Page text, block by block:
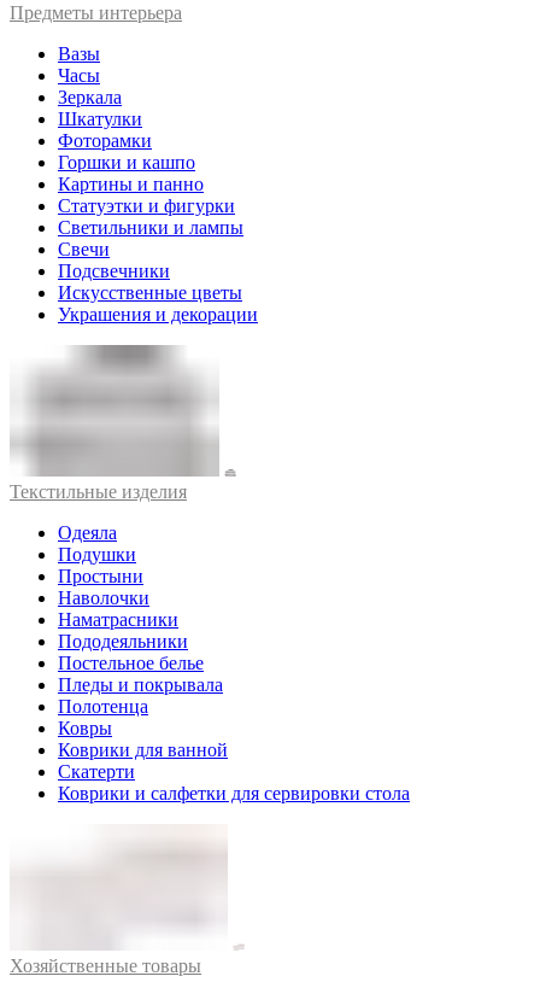
Предметы интерьера
Вазы
Часы
Зеркала
Шкатулки
Фоторамки
Горшки и кашпо
Картины и панно
Статуэтки и фигурки
Светильники и лампы
Свечи
Подсвечники
Искусственные цветы
Украшения и декорации
Текстильные изделия
Одеяла
Подушки
Простыни
Наволочки
Наматрасники
Пододеяльники
Постельное белье
Пледы и покрывала
Полотенца
Ковры
Коврики для ванной
Скатерти
Коврики и салфетки для сервировки стола
Хозяйственные товары